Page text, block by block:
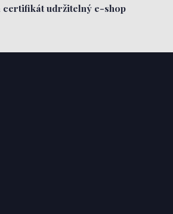
certifikát udržitelný e-shop